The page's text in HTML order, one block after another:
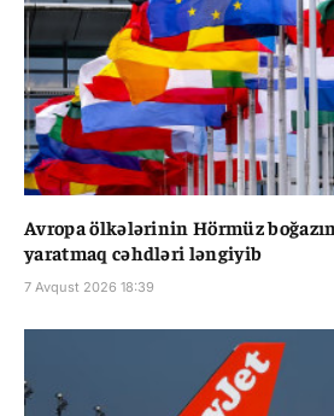
Avropa ölkələrinin Hörmüz
yaratmaq cəhdləri ləngiyib
7 Avqust 2026 18:39